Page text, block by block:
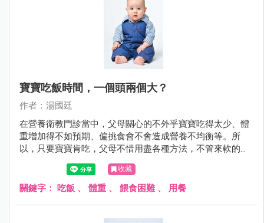
寶寶吃飯時間，一個頭兩個大？
作者：湯國廷
在營養衛教門診當中，父母關心的不外乎寶寶吃得太少、體
重增加得不如預期、偏挑食會不會造成營養不均衡等。所
以，只要寶寶肯吃，父母不惜用盡各種方法，不管來軟的或
是來硬的，甚至仿效老萊子娛親（只是這回對象是自己寶
寶）。但有些方法可能第一次有效，久了就失效，甚至造成
反效果，看到飯端出來就跑給父母追或緊閉雙唇。
收藏
關鍵字： 吃飯 、 體重 、 餵食困難、 用餐